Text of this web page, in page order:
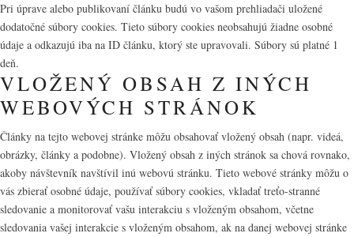
Pri úprave alebo publikovaní článku budú vo vašom prehliadači uložené
dodatočné súbory cookies. Tieto súbory cookies neobsahujú žiadne osobné
údaje a odkazujú iba na ID článku, ktorý ste upravovali. Súbory sú platné 1
deň.
VLOŽENÝ OBSAH Z INÝCH
WEBOVÝCH STRÁNOK
Články na tejto webovej stránke môžu obsahovať vložený obsah (napr. videá,
obrázky, články a podobne). Vložený obsah z iných stránok sa chová rovnako,
akoby návštevník navštívil inú webovú stránku. Tieto webové stránky môžu o
vás zbierať osobné údaje, používať súbory cookies, vkladať treťo-stranné
sledovanie a monitorovať vašu interakciu s vloženým obsahom, včetne
sledovania vašej interakcie s vloženým obsahom, ak na danej webovej stránke